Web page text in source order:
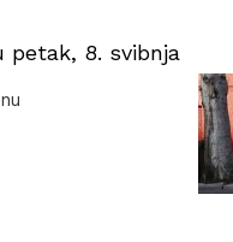
petak, 8. svibnja